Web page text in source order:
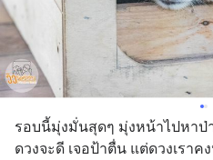
รอบนี้มุ่งมั่นสุดๆ มุ่งหน้าไปหาป่
ดวงจะดี เจอป้าตื่น แต่ดวงเรา